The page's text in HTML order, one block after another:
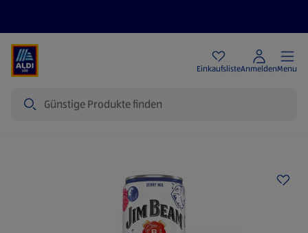
EinkaufslisteAnmeldenMenu